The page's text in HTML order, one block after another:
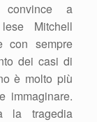
convince a
Mitchell
con sempre
dei casi di
è molto più
immaginare.
la tragedia